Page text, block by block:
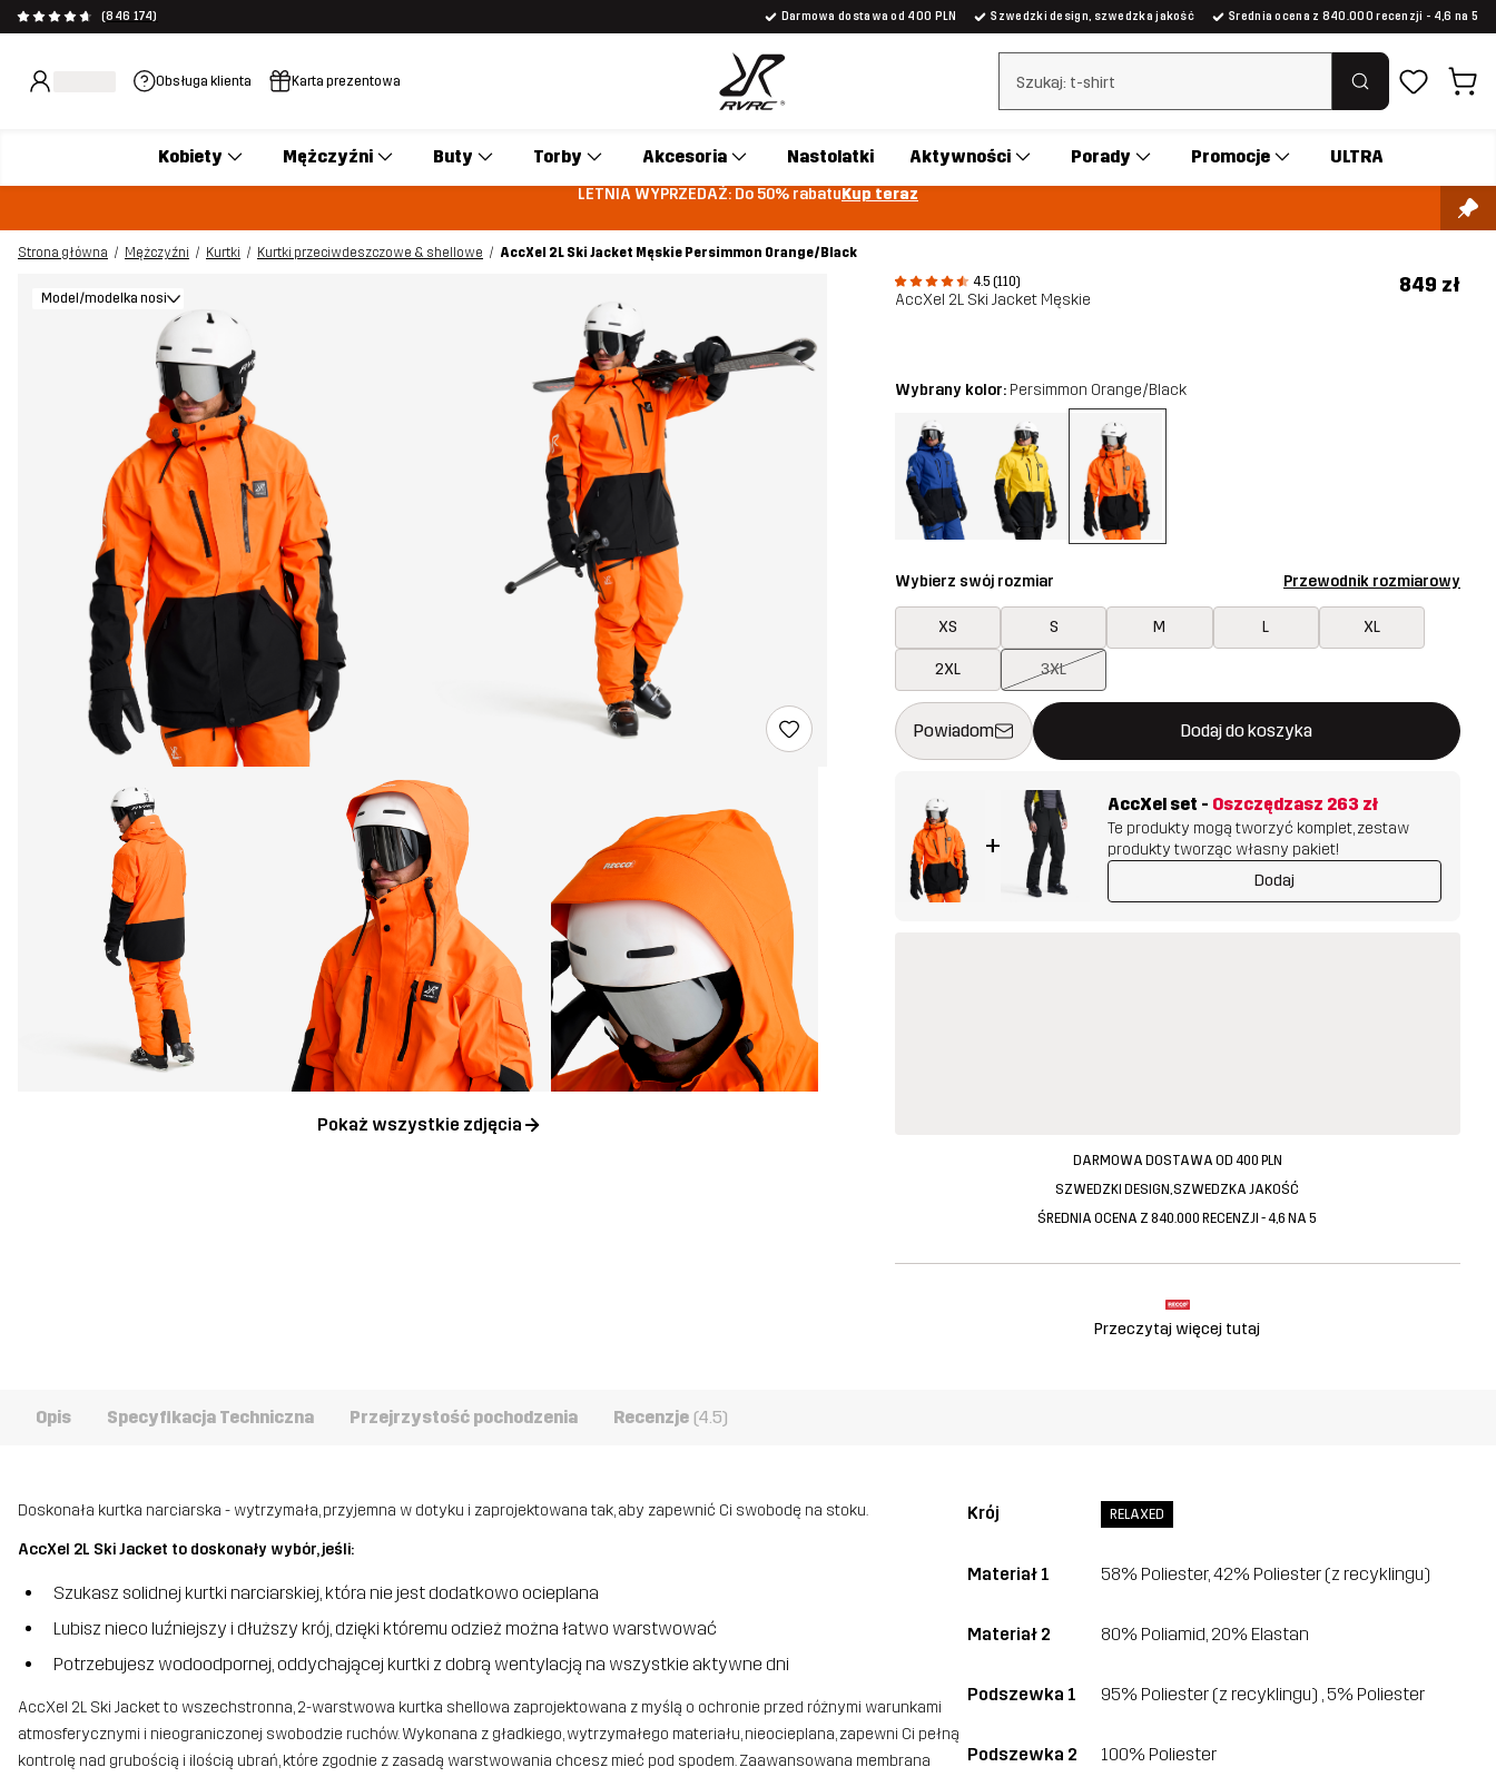
(846 174) Darmowa dostawa od 400 PLN Szwedzki design, szwedzka jakość Średnia ocena z 840.000 recenzji - 4,6 na 5
Obsługa klienta Karta prezentowa Wyczyść wyszukiwanie
Kobiety Mężczyźni Buty Torby Akcesoria Nastolatki Aktywności Porady Promocje ULTRA
LETNIA WYPRZEDAŻ: Do 50% rabatuKup teraz
Strona główna Mężczyźni Kurtki Kurtki przeciwdeszczowe & shellowe
AccXel 2L Ski Jacket Męskie Persimmon Orange/Black
4.5 (110)
AccXel 2L Ski Jacket Męskie
849 zł
Model/modelka nosi
Pokaż wszystkie zdjęcia
Wybrany kolor: Persimmon Orange/Black
Wybierz swój rozmiar Przewodnik rozmiarowy
XS S M L XL
2XL 3XL
Powiadom Dodaj do koszyka
Ten przycisk otworzy nowe okno, w którym można potwierdzić dodanie
{{size}} nie jest dostępny
+
AccXel set - Oszczędzasz 263 zł
Te produkty mogą tworzyć komplet, zestaw
produkty tworząc własny pakiet!
Dodaj
DARMOWA DOSTAWA OD 400 PLN
SZWEDZKI DESIGN, SZWEDZKA JAKOŚĆ
ŚREDNIA OCENA Z 840.000 RECENZJI - 4,6 NA 5
Przeczytaj więcej tutaj
Opis Specyfikacja Techniczna Przejrzystość pochodzenia Recenzje (4.5)
Doskonała kurtka narciarska - wytrzymała, przyjemna w dotyku i zaprojektowana tak, aby zapewnić Ci swobodę na stoku.
AccXel 2L Ski Jacket to doskonały wybór, jeśli:
Szukasz solidnej kurtki narciarskiej, która nie jest dodatkowo ocieplana
Lubisz nieco luźniejszy i dłuższy krój, dzięki któremu odzież można łatwo warstwować
Potrzebujesz wodoodpornej, oddychającej kurtki z dobrą wentylacją na wszystkie aktywne dni
AccXel 2L Ski Jacket to wszechstronna, 2-warstwowa kurtka shellowa zaprojektowana z myślą o ochronie przed różnymi warunkami
atmosferycznymi i nieograniczonej swobodzie ruchów. Wykonana z gładkiego, wytrzymałego materiału, nieocieplana, zapewni Ci pełną
kontrolę nad grubością i ilością ubrań, które zgodnie z zasadą warstwowania chcesz mieć pod spodem. Zaawansowana membrana
Krój RELAXED
Materiał 1 58% Poliester, 42% Poliester (z recyklingu)
Materiał 2 80% Poliamid, 20% Elastan
Podszewka 1 95% Poliester (z recyklingu) , 5% Poliester
Podszewka 2 100% Poliester